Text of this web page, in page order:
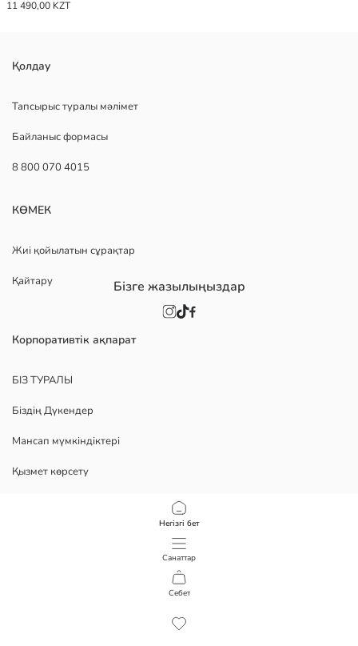
Негізгі бет
Санаттар
Себет
11 490,00 KZT
Қолдау
Тапсырыс туралы мәлімет
Байланыс формасы
8 800 070 4015
КӨМЕК
Жиі қойылатын сұрақтар
Қайтару
Корпоративтік ақпарат
БІЗ ТУРАЛЫ
Біздің Дүкендер
Мансап мүмкіндіктері
Қызмет көрсету
Бізге жазылыңыздар